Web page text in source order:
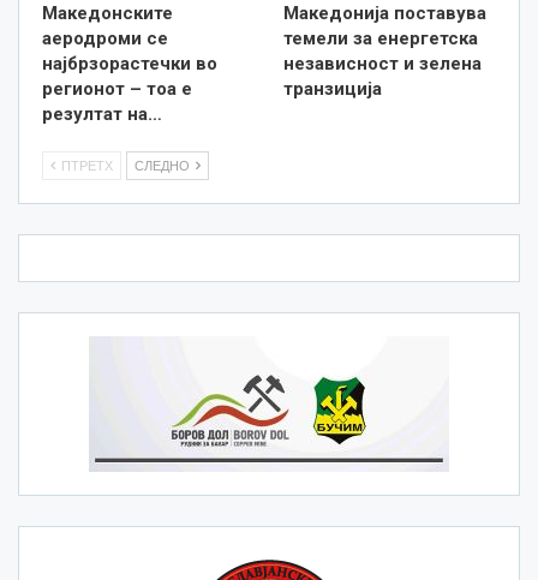
Македонските
аеродроми се
најбрзорастечки во
регионот – тоа е
резултат на…
Македонија поставува
темели за енергетска
независност и зелена
транзиција
ПТРЕТХ СЛЕДНО